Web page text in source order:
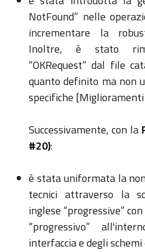
NotFound” nelle
incrementare la
Inoltre, è stato
“OKRequest” dal file
quanto definito ma non
specifiche [Miglioramenti
Successivamente, con la
#20):
è stata uniformata la
tecnici attraverso la
inglese “progressive”
“progressivo”
interfaccia e degli